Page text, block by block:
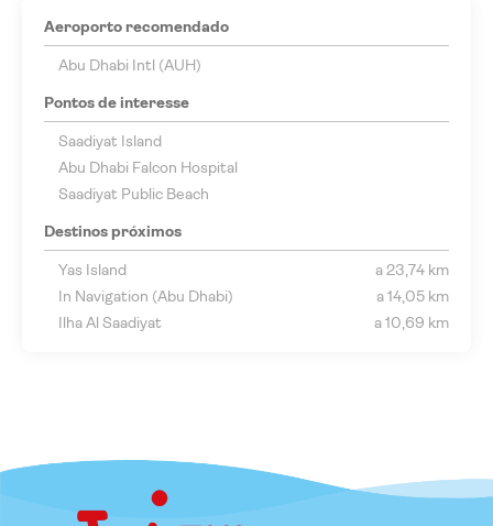
Aeroporto recomendado
Abu Dhabi Intl (AUH)
Pontos de interesse
Saadiyat Island
Abu Dhabi Falcon Hospital
Saadiyat Public Beach
Destinos próximos
Yas Island
a 23,74 km
In Navigation (Abu Dhabi)
a 14,05 km
Ilha Al Saadiyat
a 10,69 km